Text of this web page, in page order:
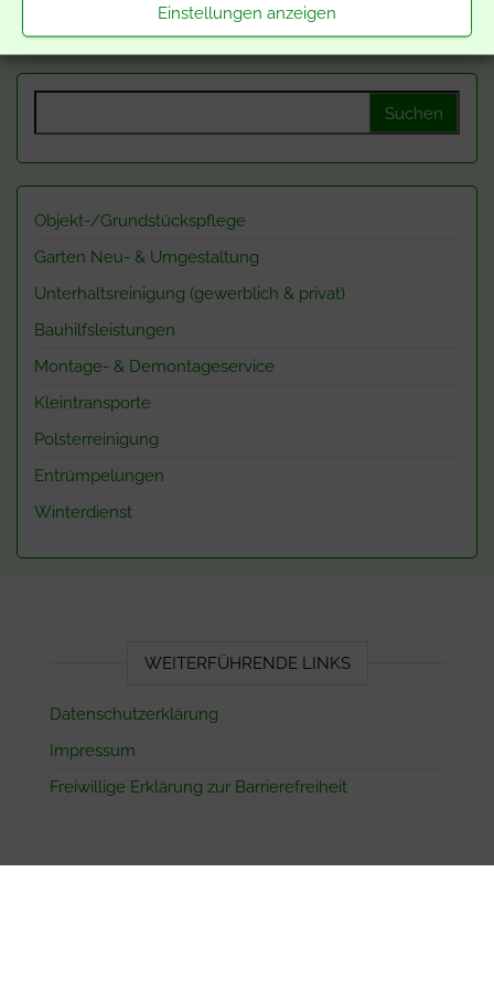
Einstellungen anzeigen
Objekt-/Grundstückspflege
Garten Neu- & Umgestaltung
Unterhaltsreinigung (gewerblich & privat)
Bauhilfsleistungen
Montage- & Demontageservice
Kleintransporte
Polsterreinigung
Entrümpelungen
Winterdienst
WEITERFÜHRENDE LINKS
Datenschutzerklärung
Impressum
Freiwillige Erklärung zur Barrierefreiheit